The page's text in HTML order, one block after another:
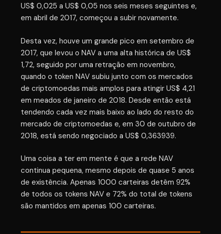
US$ 0,025 a US$ 0,05 nos seis meses seguintes e,
em abril de 2017, começou a subir novamente.
Desta vez, houve um grande pico em setembro de
2017, que levou o NAV a uma alta histórica de US$
1,72, seguido por uma retração em novembro,
quando o token NAV subiu junto com os mercados
de criptomoedas mais amplos para atingir US$ 4,21
em meados de janeiro de 2018. Desde então está
tendendo cada vez mais baixo ao lado do resto do
mercado de criptomoedas e, em 30 de outubro de
2018, está sendo negociado a US$ 0,363939.
Uma coisa a ter em mente é que a rede NAV
continua pequena, mesmo depois de quase 5 anos
de existência. Apenas 1000 carteiras detêm 92%
de todos os tokens NAV e 72% do total de tokens
são mantidos em apenas 100 carteiras.